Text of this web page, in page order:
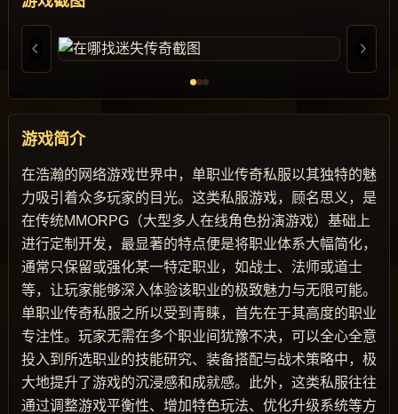
游戏简介
在浩瀚的网络游戏世界中，单职业传奇私服以其独特的魅
力吸引着众多玩家的目光。这类私服游戏，顾名思义，是
在传统MMORPG（大型多人在线角色扮演游戏）基础上
进行定制开发，最显著的特点便是将职业体系大幅简化，
通常只保留或强化某一特定职业，如战士、法师或道士
等，让玩家能够深入体验该职业的极致魅力与无限可能。
单职业传奇私服之所以受到青睐，首先在于其高度的职业
专注性。玩家无需在多个职业间犹豫不决，可以全心全意
投入到所选职业的技能研究、装备搭配与战术策略中，极
大地提升了游戏的沉浸感和成就感。此外，这类私服往往
通过调整游戏平衡性、增加特色玩法、优化升级系统等方